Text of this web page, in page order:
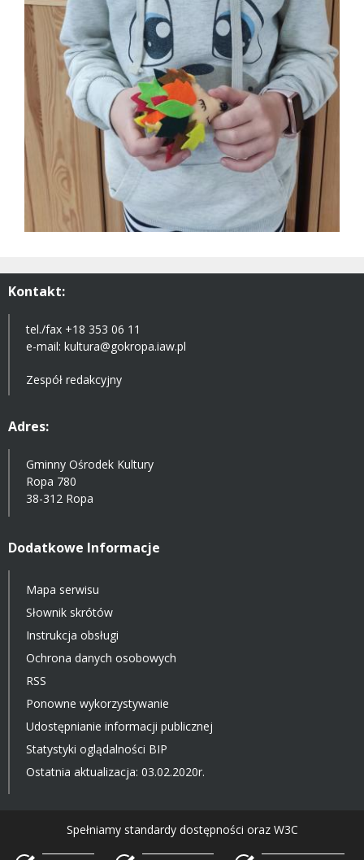
Kontakt:
tel./fax +18 353 06 11
e-mail: kultura@gokropa.iaw.pl
Zespół redakcyjny
Adres:
Gminny Ośrodek Kultury
Ropa 780
38-312 Ropa
Dodatkowe Informacje
Mapa serwisu
Słownik skrótów
Instrukcja obsługi
Ochrona danych osobowych
RSS
Ponowne wykorzystywanie
Udostępnianie informacji publicznej
Statystyki oglądalności BIP
Ostatnia aktualizacja: 03.02.2020r.
Spełniamy standardy dostępności oraz W3C